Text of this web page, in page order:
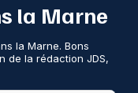
la Marne
la Marne. Bons
de la rédaction JDS,